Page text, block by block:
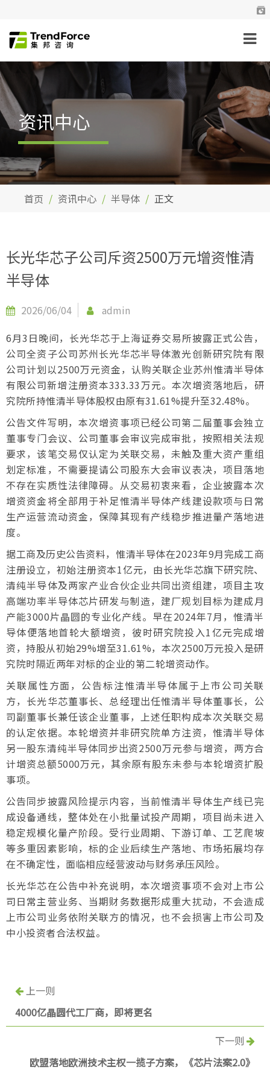
资讯中心
首页 资讯中心 半导体 正文
长光华芯子公司斥资2500万元增资惟清
半导体
2026/06/04
admin
6月3日晚间，长光华芯于上海证券交易所披露正式公告，
公司全资子公司苏州长光华芯半导体激光创新研究院有限
公司计划以2500万元资金，认购关联企业苏州惟清半导体
有限公司新增注册资本333.33万元。本次增资落地后，研
究院所持惟清半导体股权由原有31.61%提升至32.48%。
公告文件写明，本次增资事项已经公司第二届董事会独立
董事专门会议、公司董事会审议完成审批，按照相关法规
要求，该笔交易仅认定为关联交易，未触及重大资产重组
划定标准，不需要提请公司股东大会审议表决，项目落地
不存在实质性法律障碍。从交易初衷来看，企业披露本次
增资资金将全部用于补足惟清半导体产线建设款项与日常
生产运营流动资金，保障其现有产线稳步推进量产落地进
度。
据工商及历史公告资料，惟清半导体在2023年9月完成工商
注册设立，初始注册资本1亿元，由长光华芯旗下研究院、
清纯半导体及两家产业合伙企业共同出资组建，项目主攻
高端功率半导体芯片研发与制造，建厂规划目标为建成月
产能3000片晶圆的专业化产线。早在2024年7月，惟清半
导体便落地首轮大额增资，彼时研究院投入1亿元完成增
资，持股从初始29%增至31.61%，本次2500万元投入是研
究院时隔近两年对标的企业的第二轮增资动作。
关联属性方面，公告标注惟清半导体属于上市公司关联
方，长光华芯董事长、总经理出任惟清半导体董事长，公
司副董事长兼任该企业董事，上述任职构成本次关联交易
的认定依据。本轮增资并非研究院单方注资，惟清半导体
另一股东清纯半导体同步出资2500万元参与增资，两方合
计增资总额5000万元，其余原有股东未参与本轮增资扩股
事项。
公告同步披露风险提示内容，当前惟清半导体生产线已完
成设备通线，整体处在小批量试投产周期，项目尚未进入
稳定规模化量产阶段。受行业周期、下游订单、工艺爬坡
等多重因素影响，标的企业后续生产落地、市场拓展均存
在不确定性，面临相应经营波动与财务承压风险。
长光华芯在公告中补充说明，本次增资事项不会对上市公
司日常主营业务、当期财务数据形成重大扰动，不会造成
上市公司业务依附关联方的情况，也不会损害上市公司及
中小投资者合法权益。
上一则
4000亿晶圆代工厂商，即将更名
下一则
欧盟落地欧洲技术主权一揽子方案，《芯片法案2.0》